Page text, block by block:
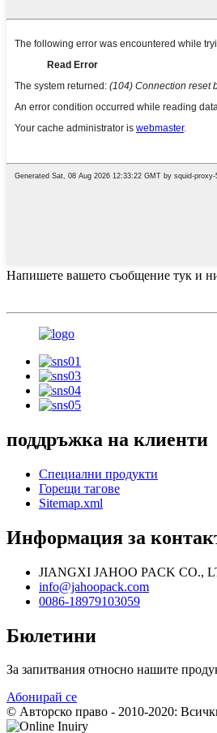
Напишете вашето съобщение тук и
поддръжка на клиенти
Специални продукти
Горещи тагове
Sitemap.xml
Информация за
JIANGXI JAHOO PACK CO.,
info@jahoopack.com
0086-18979103059
Бюлетини
За запитвания относно нашите
Абонирай се
© Авторско право - 2010-2020: